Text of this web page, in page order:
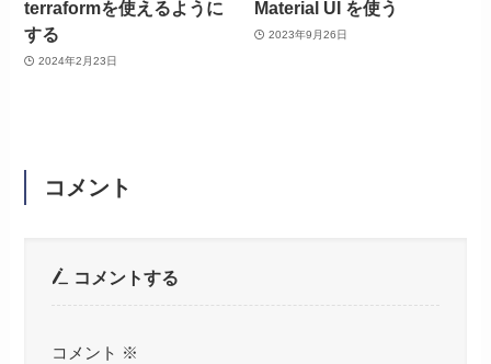
terraformを使えるように
する
2024年2月23日
Material UI を使う
2023年9月26日
コメント
コメントする
コメント ※